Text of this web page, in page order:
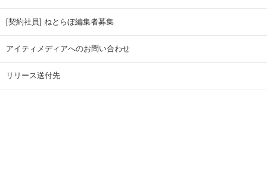
[契約社員] ねとらぼ編集者募集
アイティメディアへのお問い合わせ
リリース送付先